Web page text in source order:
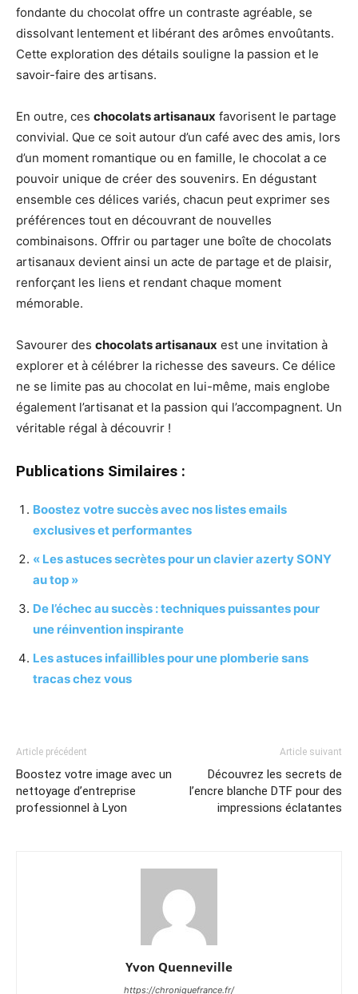
fondante du chocolat offre un contraste agréable, se
dissolvant lentement et libérant des arômes envoûtants.
Cette exploration des détails souligne la passion et le
savoir-faire des artisans.
En outre, ces chocolats artisanaux favorisent le partage
convivial. Que ce soit autour d’un café avec des amis, lors
d’un moment romantique ou en famille, le chocolat a ce
pouvoir unique de créer des souvenirs. En dégustant
ensemble ces délices variés, chacun peut exprimer ses
préférences tout en découvrant de nouvelles
combinaisons. Offrir ou partager une boîte de chocolats
artisanaux devient ainsi un acte de partage et de plaisir,
renforçant les liens et rendant chaque moment
mémorable.
Savourer des chocolats artisanaux est une invitation à
explorer et à célébrer la richesse des saveurs. Ce délice
ne se limite pas au chocolat en lui-même, mais englobe
également l’artisanat et la passion qui l’accompagnent. Un
véritable régal à découvrir !
Publications Similaires :
Boostez votre succès avec nos listes emails
exclusives et performantes
« Les astuces secrètes pour un clavier azerty SONY
au top »
De l’échec au succès : techniques puissantes pour
une réinvention inspirante
Les astuces infaillibles pour une plomberie sans
tracas chez vous
Article précédent
Boostez votre image avec un
nettoyage d’entreprise
professionnel à Lyon
Article suivant
Découvrez les secrets de
l’encre blanche DTF pour des
impressions éclatantes
Yvon Quenneville
https://chroniquefrance.fr/